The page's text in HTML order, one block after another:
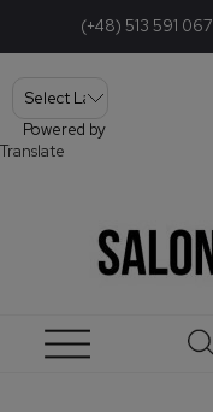
(+48) 513 591 067
Powered by
Translate